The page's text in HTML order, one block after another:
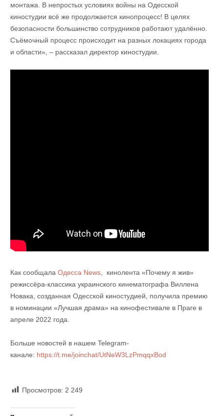
монтажа. В непростых условиях войны на Одесской
киностудии всё же продолжается кинопроцесс! В целях
безопасности большинство сотрудников работают удалённо.
Съёмочный процесс происходит на разных локациях города
и области», – рассказал директор киностудии.
Как сообщала Одесса News, кинолента «Почему я жив»
режиссёра-классика украинского кинематографа Виллена
Новака, созданная Одесской киностудией, получила премию
в номинации «Лучшая драма» на кинофестивале в Праге в
апреле 2022 года.
Больше новостей в нашем Telegram-
канале: https://t.me/joinchat/UtNeW3LzPmqqxBod
Просмотров: 2 249